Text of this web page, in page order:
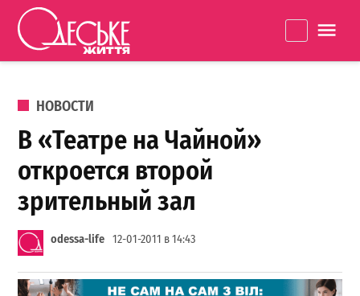
Перейти к содержанию
життя
ОПУБЛИКОВАНО В
НОВОСТИ
В «Театре на Чайной»
откроется второй
зрительный зал
odessa-life 12-01-2011 в 14:43